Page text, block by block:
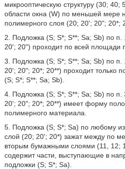
микрооптическую структуру (30;
области окна (W) по меньшей мере
полимерного слоя (20; 20'; 20ʺ; 20*;
2. Подложка (S; S*; S**; Sa; Sb) по
20'; 20ʺ) проходит по всей площади
3. Подложка (S; S*; S**; Sa; Sb) по
20'; 20ʺ; 20*; 20**) проходит только
(S; S*; S**; Sa; Sb).
4. Подложка (S; S*; S**; Sa; Sb) по
20'; 20ʺ; 20*; 20**) имеет форму
полимерного материала.
5. Подложка (S; S*; Sa) по любому
слой (20; 20'; 20*) зажат между по
вторым бумажными слоями (11, 12;
содержит части, выступающие в
подложки (S; S*; Sa).